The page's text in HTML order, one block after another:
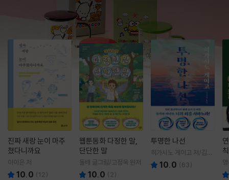
진짜 새랑 눈이 마주
쳤다니까요
이이은 저
10.0 (12)
웹툰동화 다정한 말,
단단한 말
돌배 글그림/고정욱 원저
10.0 ( 2)
투명한 나선
히가시노 게이고 저/김선
영 역10.0 (63)
칙